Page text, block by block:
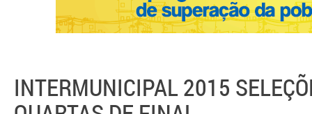
INTERMUNICIPAL 2015